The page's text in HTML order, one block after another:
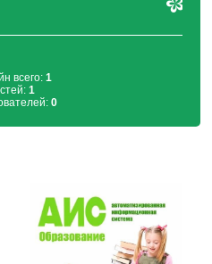
всего: 1
1
0